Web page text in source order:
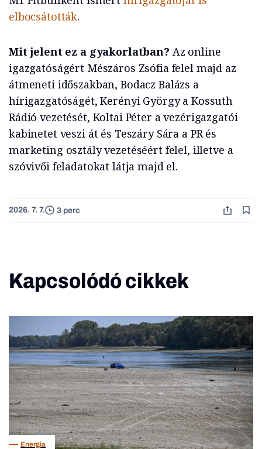
elbocsátották.
Mit jelent ez a gyakorlatban? Az online
igazgatóságért Mészáros Zsófia felel majd az
átmeneti időszakban, Bodacz Balázs a
hírigazgatóságét, Kerényi György a Kossuth
Rádió vezetését, Koltai Péter a vezérigazgatói
kabinetet veszi át és Teszáry Sára a PR és
marketing osztály vezetéséért felel, illetve a
szóvivői feladatokat látja majd el.
2026. 7. 7. 3 perc
Kapcsolódó cikkek
Energia